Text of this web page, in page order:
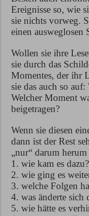
Ereignisse so, wie
sie nichts vorweg.
einen ausweglosen
Wollen sie ihre
sie durch das
Momentes, der ihr
sie das auch so
Welcher Moment
beigetragen?
Wenn sie diesen
dann ist der Rest
„nur“ darum herum
1. wie kam es dazu?
2. wie ging es
3. welche Folgen
4. was änderte sich
5. wie hätte es